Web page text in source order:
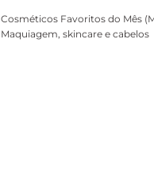
Cosméticos Favoritos do Mês
Maquiagem, skincare e cabelos